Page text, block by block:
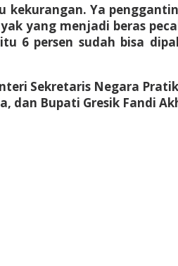
Ya
yang menjadi beras
6 persen sudah bisa
Sekretaris Negara
dan Bupati Gresik Fandi